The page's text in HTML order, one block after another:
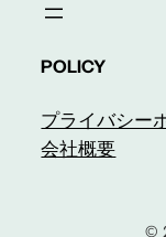
POLICY
プライバシー
会社概要
©